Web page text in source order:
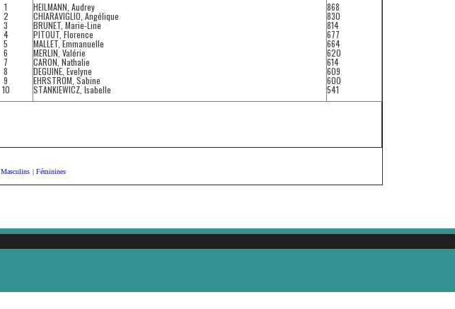
1
2
3
4
5
6
7
8
9
10
HEILMANN, Audrey
CHIARAVIGLIO, Angélique
BRUNET, Marie-Line
PITOUT, Florence
MALLET, Emmanuelle
MERLIN, Valérie
CARON, Nathalie
DEGUINE, Evelyne
EHRSTROM, Sabine
STANKIEWICZ, Isabelle
868
830
814
677
664
620
614
609
600
541
Masculins | Féminines